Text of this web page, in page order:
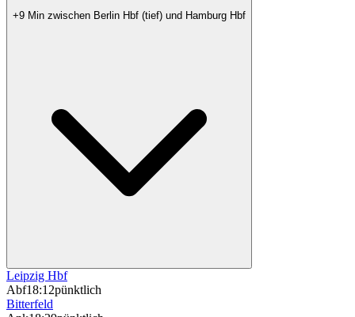
+9 Min zwischen Berlin Hbf (tief) und Hamburg Hbf
Leipzig Hbf
Abf18:12pünktlich
Bitterfeld